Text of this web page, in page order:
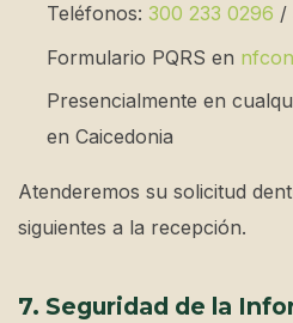
Teléfonos: 300 233 0296 /
Formulario PQRS en
Presencialmente en
en Caicedonia
Atenderemos su solicitud
siguientes a la recepción.
7. Seguridad de la